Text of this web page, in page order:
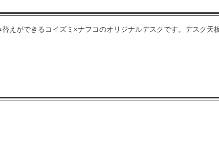
えができるコイズミ×ナフコのオリジナルデスクです。デスク天